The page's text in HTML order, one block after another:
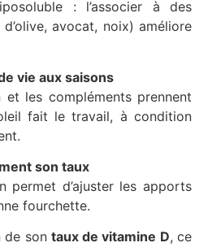
: l’associer à des
avocat, noix) améliore
vie aux saisons
et les compléments prennent
fait le travail, à condition
son taux
permet d’ajuster les apports
fourchette.
de son taux de vitamine D, ce